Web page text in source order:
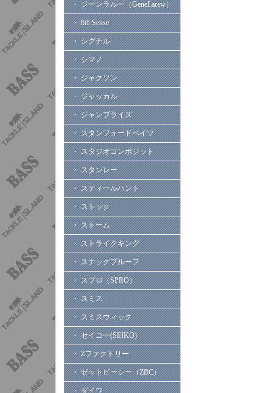
・ ジーンラルー（GeneLarew）
・ 6th Sense
・ シグナル
・ シマノ
・ ジャクソン
・ ジャッカル
・ ジャンプライズ
・ スタンフォードベイツ
・ スタジオコンポジット
・ スタンレー
・ スティールハント
・ ストック
・ ストーム
・ ストライクキング
・ スナッグプルーフ
・ スプロ（SPRO）
・ スミス
・ スミスウィック
・ セイコー(SEIKO)
・ Zファクトリー
・ ゼットビーシー（ZBC）
・ ダイワ